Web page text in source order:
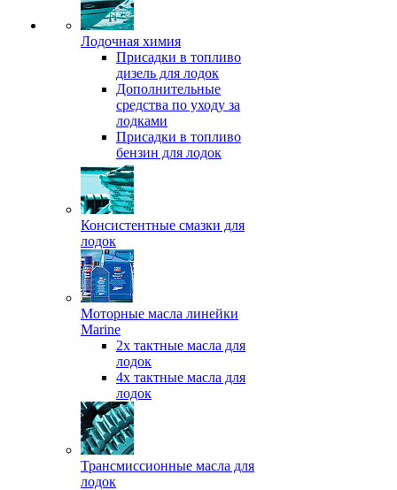
Лодочная химия
Присадки в топливо
дизель для лодок
Дополнительные
средства по уходу за
лодками
Присадки в топливо
бензин для лодок
Консистентные смазки для
лодок
Моторные масла линейки
Marine
2х тактные масла для
лодок
4х тактные масла для
лодок
Трансмиссионные масла для
лодок